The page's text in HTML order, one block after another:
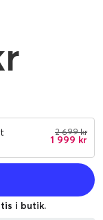
1 999 kr
2 699 kr
i butik.